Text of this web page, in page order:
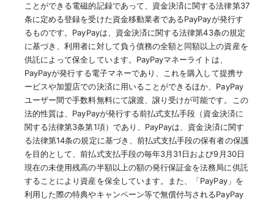
ことができる電磁的記録であって、資金決済に関する法律第37
条に定める登録を受けた資金移動業者であるPayPayが発行す
るものです。PayPayは、資金決済に関する法律第43条の規定
に基づき、利用者に対して負う債務の全額と同額以上の資産を
供託によって保全しています。PayPayマネーライトは、
PayPayが発行する電子マネーであり、これを購入して提携サ
ービスや加盟店での決済に用いることができるほか、PayPay
ユーザー間で手数料無料にて譲渡、譲り受けが可能です。この
法的性質は、PayPayが発行する前払式支払手段（資金決済に
関する法律第3条第1項）であり、PayPayは、資金決済に関す
る法律第14条の規定に基づき、前払式支払手段の保有者の保護
を目的として、前払式支払手段の毎年3月31日および9月30日
現在の未使用残高の半額以上の額の発行保証金を法務局に供託
することにより資産を保全しています。また、「PayPay」を
利用した際の特典やキャンペーン等で無償付与されるPayPay